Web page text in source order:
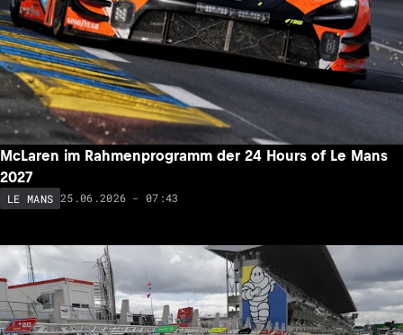
McLaren im Rahmenprogramm der 24 Hours of Le Mans
2027
LE MANS 25.06.2026 - 07:43